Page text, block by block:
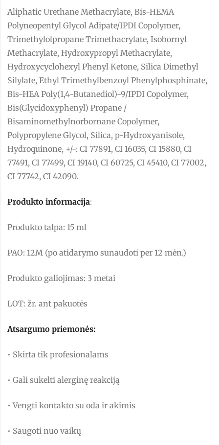
Aliphatic Urethane Methacrylate, Bis-HEMA
Polyneopentyl Glycol Adipate/IPDI Copolymer,
Trimethylolpropane Trimethacrylate, Isobornyl
Methacrylate, Hydroxypropyl Methacrylate,
Hydroxycyclohexyl Phenyl Ketone, Silica Dimethyl
Silylate, Ethyl Trimethylbenzoyl Phenylphosphinate,
Bis-HEA Poly(1,4-Butanediol)-9/IPDI Copolymer,
Bis(Glycidoxyphenyl) Propane /
Bisaminomethylnorbornane Copolymer,
Polypropylene Glycol, Silica, p-Hydroxyanisole,
Hydroquinone, +/-: CI 77891, CI 16035, CI 15880, CI
77491, CI 77499, CI 19140, CI 60725, CI 45410, CI 77002,
CI 77742, CI 42090.
Produkto informacija:
Produkto talpa: 15 ml
PAO: 12M (po atidarymo sunaudoti per 12 mėn.)
Produkto galiojimas: 3 metai
LOT: žr. ant pakuotės
Atsargumo priemonės:
• Skirta tik profesionalams
• Gali sukelti alerginę reakciją
• Vengti kontakto su oda ir akimis
• Saugoti nuo vaikų